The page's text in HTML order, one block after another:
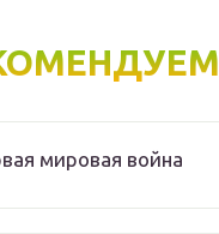
мировая война